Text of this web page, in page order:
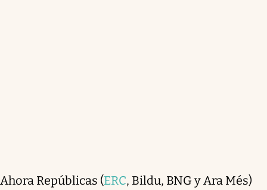
Ahora Repúblicas (ERC, Bildu, BNG y Ara Més)